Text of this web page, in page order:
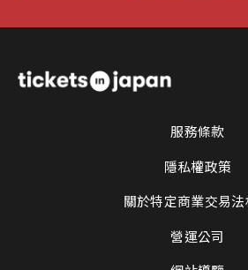
服務條款
隱私權政策
關於特定商業交易法
營運公司